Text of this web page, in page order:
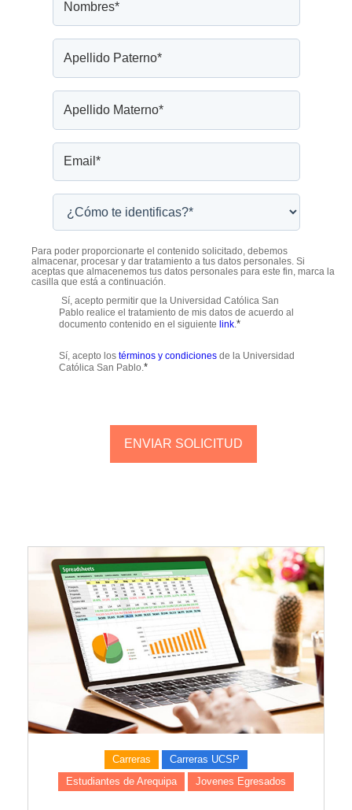
Para poder proporcionarte el contenido solicitado, debemos
almacenar, procesar y dar tratamiento a tus datos personales. Si
aceptas que almacenemos tus datos personales para este fin, marca la
casilla que está a continuación.
Sí, acepto permitir que la Universidad Católica San
Pablo realice el tratamiento de mis datos de acuerdo al
documento contenido en el siguiente link. *
Sí, acepto los términos y condicionesde la Universidad
Católica San Pablo. *
Carreras
Carreras UCSP
Estudiantes de Arequipa
Jovenes Egresados